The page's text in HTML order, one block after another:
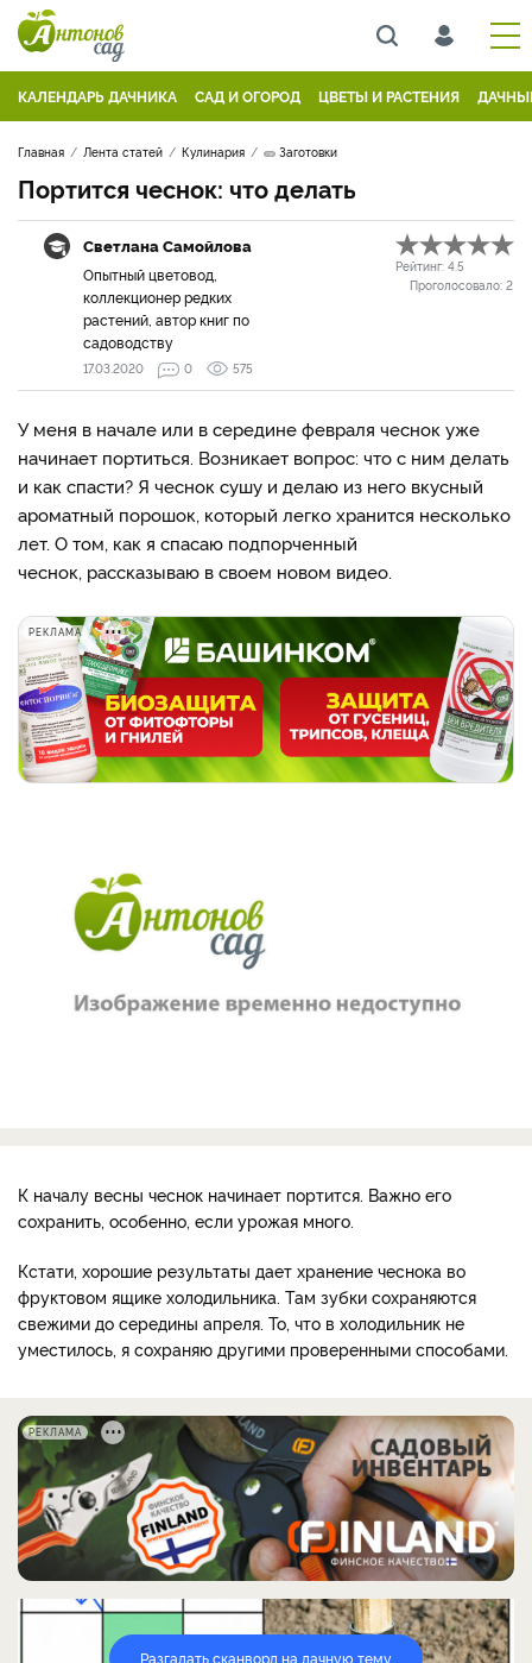
КАЛЕНДАРЬ ДАЧНИКА САД И ОГОРОД ЦВЕТЫ И РАСТЕНИЯ
Главная Лента статей Кулинария 🥒 Заготовки
Портится чеснок: что делать
Светлана Самойлова
Опытный цветовод,
коллекционер редких
растений, автор книг по
садоводству
Рейтинг: 4.5
Проголосовало: 2
17.03.2020 0 575
У меня в начале или в середине февраля чеснок уже
начинает портиться. Возникает вопрос: что с ним делать
и как спасти? Я чеснок сушу и делаю из него вкусный
ароматный порошок, который легко хранится несколько
лет. О том, как я спасаю подпорченный
чеснок, рассказываю в своем новом видео.
РЕКЛАМА
К началу весны чеснок начинает портится. Важно его
сохранить, особенно, если урожая много.
Кстати, хорошие результаты дает хранение чеснока во
фруктовом ящике холодильника. Там зубки сохраняются
свежими до середины апреля. То, что в холодильник не
уместилось, я сохраняю другими проверенными способами.
РЕКЛАМА
Разгадать сканворд на дачную тему